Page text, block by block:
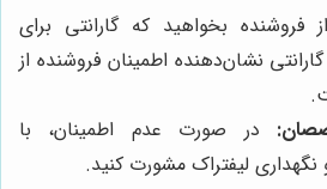
از فروشنده بخواهید که گارانتی برای
نشان‌دهنده اطمینان فروشنده از
در صورت عدم اطمینان، با
لیفتراک مشورت کنید.